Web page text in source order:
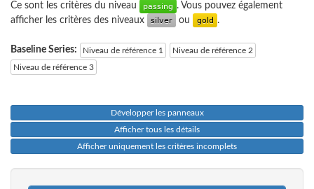
Ce sont les critères du niveau
. Vous pouvez également
afficher les critères des niveaux
ou .
Baseline Series: Niveau de référence 1
Niveau de référence 2
Niveau de référence 3
Développer les panneaux
Afficher tous les détails
Afficher uniquement les critères incomplets